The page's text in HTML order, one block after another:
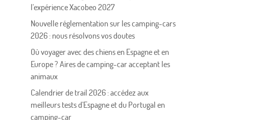
l'expérience Xacobeo 2027
Nouvelle réglementation sur les camping-cars
2026 : nous résolvons vos doutes
Où voyager avec des chiens en Espagne et en
Europe ? Aires de camping-car acceptant les
animaux
Calendrier de trail 2026 : accédez aux
meilleurs tests d'Espagne et du Portugal en
camping-car